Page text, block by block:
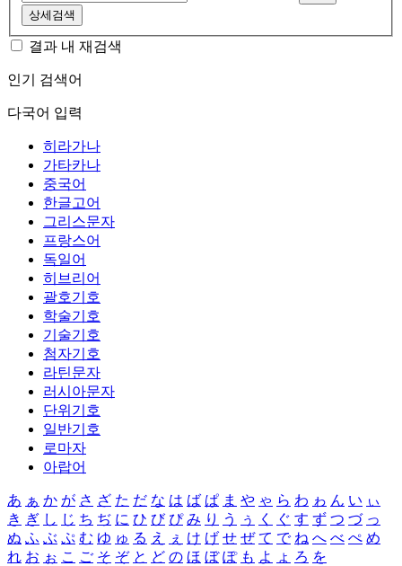
상세검색
결과 내 재검색
인기 검색어
다국어 입력
히라가나
가타카나
중국어
한글고어
그리스문자
프랑스어
독일어
히브리어
괄호기호
학술기호
기술기호
첨자기호
라틴문자
러시아문자
단위기호
일반기호
로마자
아랍어
あ ぁ か が さ ざ た だ な は ば ぱ ま や ゃ ら わ ゎ ん い ぃ
き ぎ し じ ち ぢ に ひ び ぴ み り う ぅ く ぐ す ず つ づ っ
ぬ ふ ぶ ぷ む ゆ ゅ る え ぇ け げ せ ぜ て で ね へ べ ぺ め
れ お ぉ こ ご そ ぞ と ど の ほ ぼ ぽ も よ ょ ろ を